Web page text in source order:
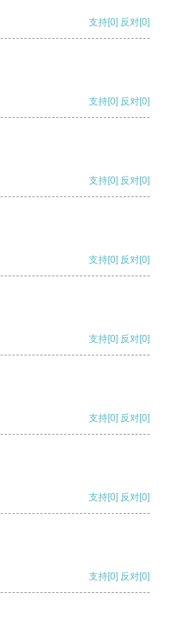
支持[0] 反对[0]
支持[0] 反对[0]
支持[0] 反对[0]
支持[0] 反对[0]
支持[0] 反对[0]
支持[0] 反对[0]
支持[0] 反对[0]
支持[0] 反对[0]